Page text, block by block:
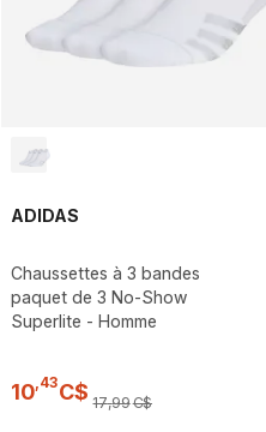
ADIDAS
Chaussettes à 3 bandes
paquet de 3 No-Show
Superlite - Homme
10 43C$ 17,99C$